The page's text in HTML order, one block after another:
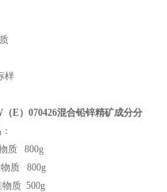
（E）070426混合铅锌精矿成分分
质 800g
物质 800g
物质 500g